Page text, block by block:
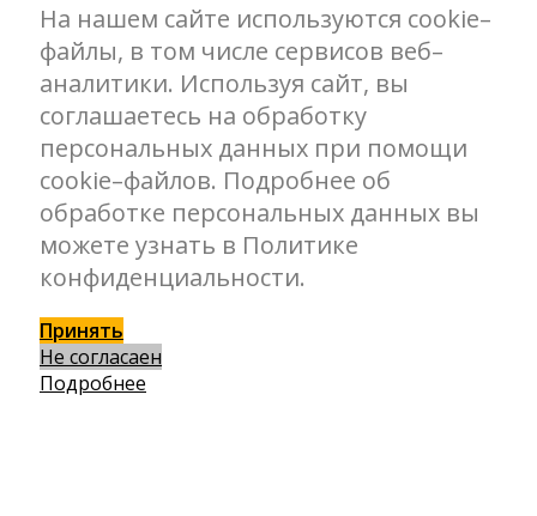
На нашем сайте используются cookie–
файлы, в том числе сервисов веб–
аналитики. Используя сайт, вы
соглашаетесь на обработку
персональных данных при помощи
cookie–файлов. Подробнее об
обработке персональных данных вы
можете узнать в Политике
конфиденциальности.
Принять
Не согласаен
Подробнее